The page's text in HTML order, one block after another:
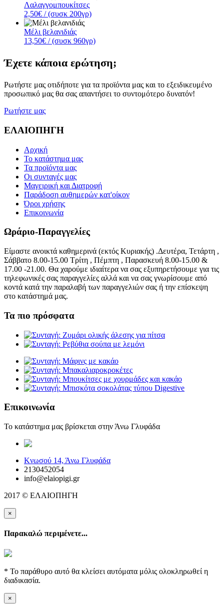
Λαλαγγομπουκίτσες
2,50€ / (συσκ 200γρ)
Μέλι βελανιδιάς
13,50€ / (συσκ 960γρ)
Έχετε κάποια ερώτηση;
Ρωτήστε μας οτιδήποτε για τα προϊόντα μας και το εξειδικευμένο
προσωπικό μας θα σας απαντήσει το συντομότερο δυνατόν!
Ρωτήστε μας
ΕΛΑΙΟΠΗΓΗ
Αρχική
Το κατάστημα μας
Τα προϊόντα μας
Οι συνταγές μας
Μαγειρική και Διατροφή
Παράδοση αυθημερών κατ'οίκον
Όροι χρήσης
Επικοινωνία
Ωράριο-Παραγγελίες
Είμαστε ανοικτά καθημερινά (εκτός Κυριακής) .Δευτέρα, Τετάρτη ,
Σάββατο 8.00-15.00 Τρίτη , Πέμπτη , Παρασκευή 8.00-15.00 &
17.00 -21.00. Θα χαρούμε ιδιαίτερα να σας εξυπηρετήσουμε για τις
τηλεφωνικές σας παραγγελίες αλλά και να σας γνωρίσουμε από
κοντά κατά την παραλαβή των παραγγελιών σας ή την επίσκεψη
στο κατάστημά μας.
Τα πιο πρόσφατα
Επικοινωνία
Το κατάστημα μας βρίσκεται στην Άνω Γλυφάδα
Κνωσού 14, Άνω Γλυφάδα
2130452054
info@elaiopigi.gr
2017 © ΕΛΑΙΟΠΗΓΗ
×
Παρακαλώ περιμένετε...
* Το παράθυρο αυτό θα κλείσει αυτόματα μόλις ολοκληρωθεί η
διαδικασία.
×